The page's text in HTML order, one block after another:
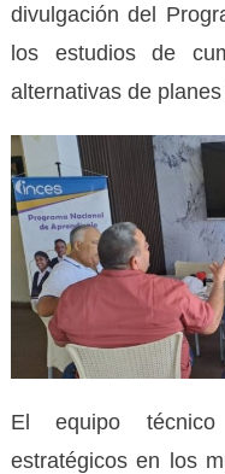
divulgación del
los estudios de
alternativas de
El equipo técnico
estratégicos en los